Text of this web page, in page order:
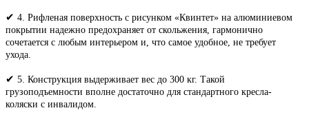
✔ 4. Рифленая поверхность с рисунком «Квинтет» на алюминиевом
покрытии надежно предохраняет от скольжения, гармонично
сочетается с любым интерьером и, что самое удобное, не требует
ухода.
✔ 5. Конструкция выдерживает вес до 300 кг. Такой
грузоподъемности вполне достаточно для стандартного кресла-
коляски с инвалидом.